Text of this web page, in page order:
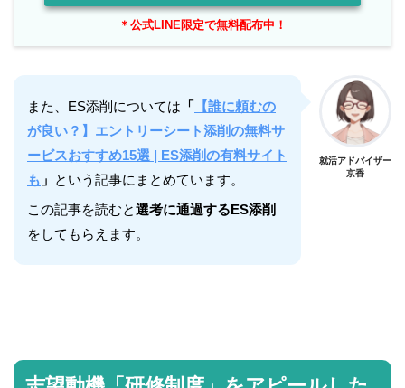
＊公式LINE限定で無料配布中！
また、ES添削については 「
【誰に頼むの
が良い？】エントリーシート添削の無料サ
ービスおすすめ15選 | ES添削の有料サイト
も 」 という記事にまとめています。
この記事を読むと選考に通過するES添削
をしてもらえます。
就活アドバイザー
京香